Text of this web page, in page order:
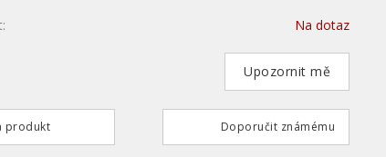
Na dotaz
Upozornit mě
produkt Doporučit známému